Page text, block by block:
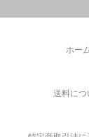
ホー
送料につ